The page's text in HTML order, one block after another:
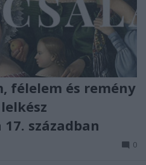
félelem és remény
században
0